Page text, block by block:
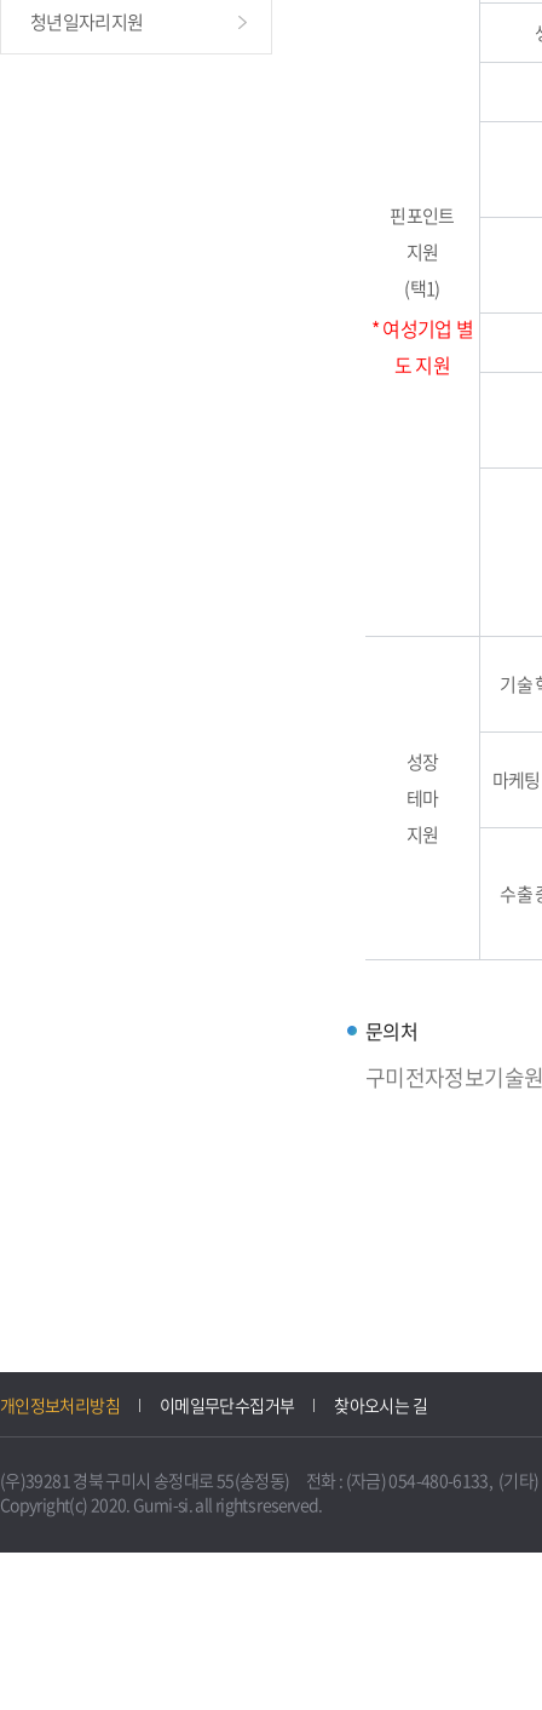
청년일자리지원
핀포인트
지원
(택1)
* 여성기업 별
도 지원
성장
테마
지원
기술
마케
수출
문의처
구미전자정보기술
개인정보처리방침 이메일무단수집거부 찾아오시는 길
(우)39281 경북 구미시 송정대로 55(송정동) 전화 : (자금) 054-480-6133, (기타
Copyright(c) 2020. Gumi-si. all rights reserved.